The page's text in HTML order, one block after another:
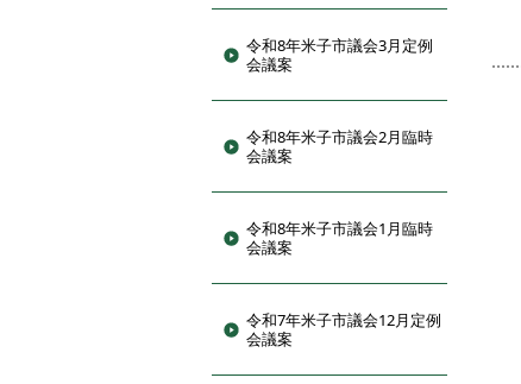
令和8年米子市議会3月定例
会議案
令和8年米子市議会2月臨時
会議案
令和8年米子市議会1月臨時
会議案
令和7年米子市議会12月定例
会議案